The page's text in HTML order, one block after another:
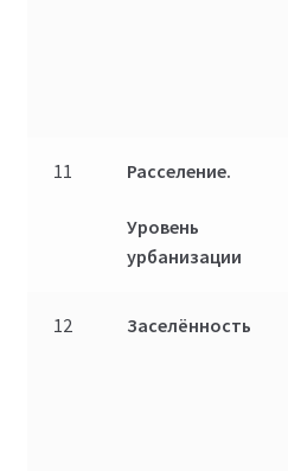
11 Расселение.
Уровень
урбанизации
12 Заселённость